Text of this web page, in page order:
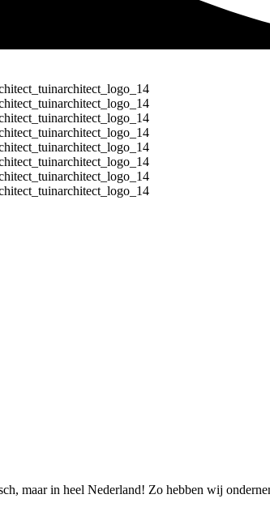
maar in heel Nederland! Zo hebben wij